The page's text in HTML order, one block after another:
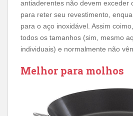
antiaderentes não devem exceder
para reter seu revestimento,
para o aço inoxidável. Assim
todos os tamanhos (sim, mesmo
individuais) e normalmente não
Melhor para molhos